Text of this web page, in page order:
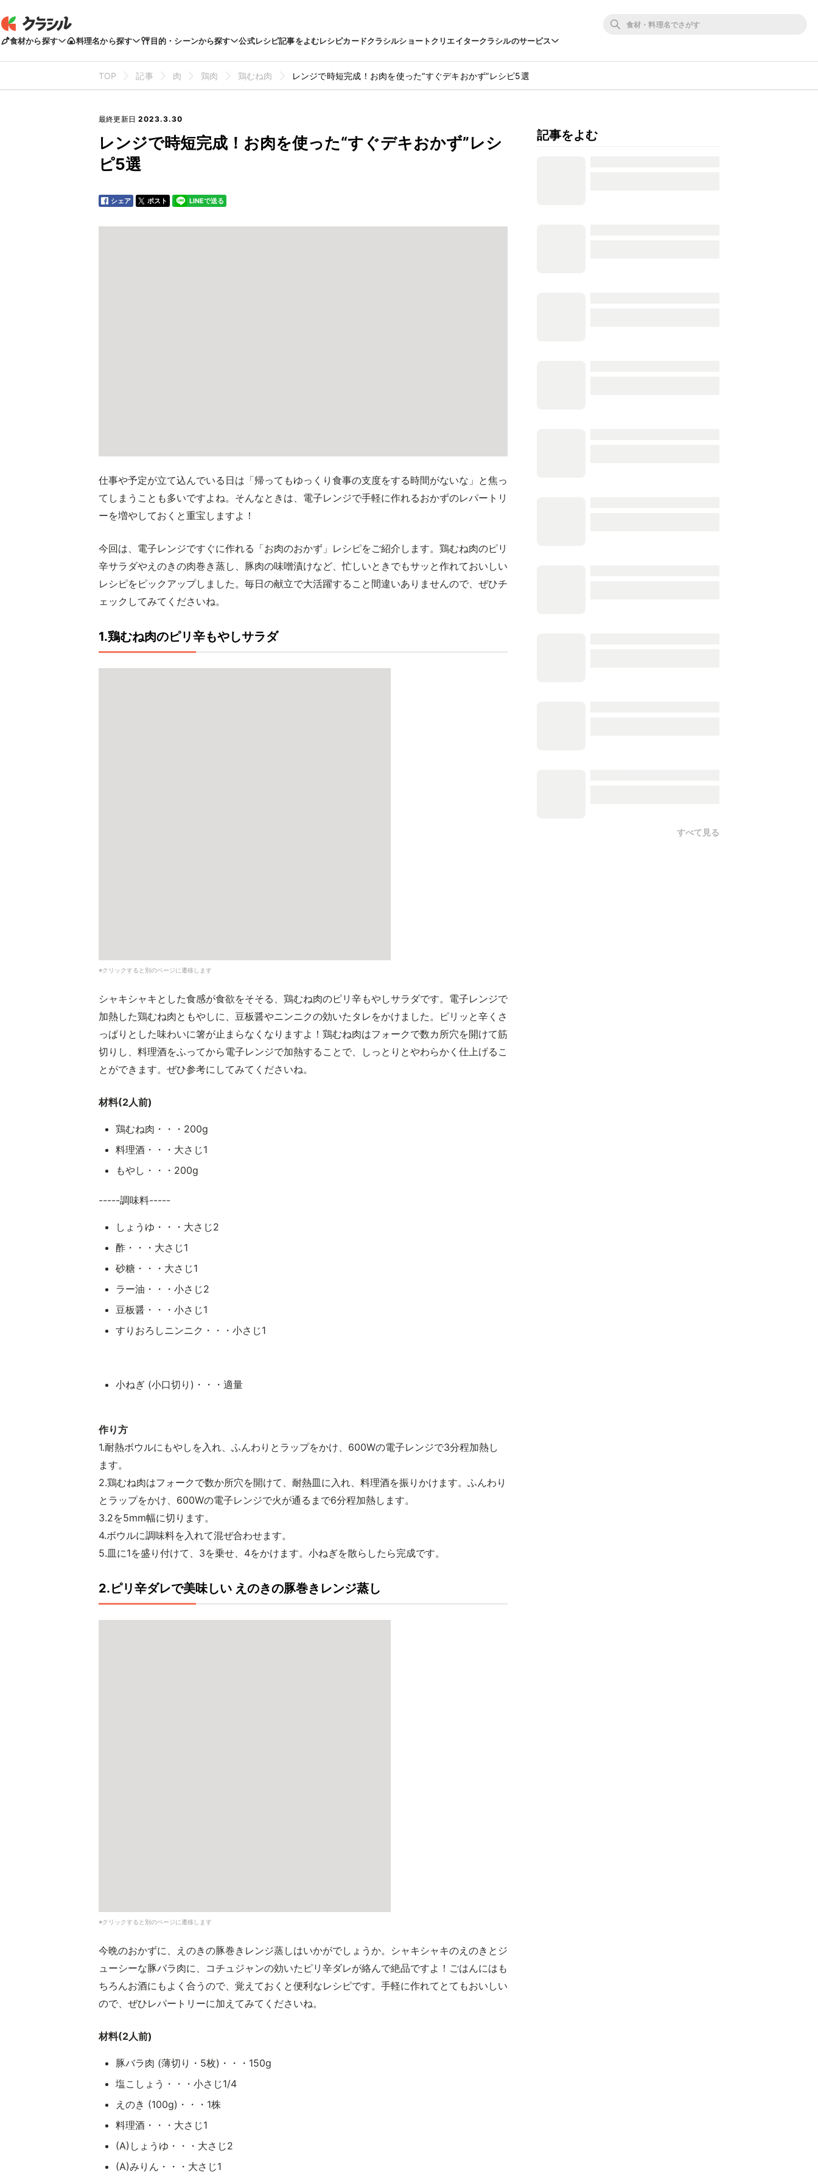
食材から探す 料理名から探す 目的・シーンから探す 公式レシピ記事をよむレシピカードクラシルショートクリエイタークラシルのサービス
TOP 記事 肉 鶏肉 鶏むね肉 レンジで時短完成！お肉を使った“すぐデキおかず”レシピ5選
最終更新日 2023.3.30
レンジで時短完成！お肉を使った“すぐデキおかず”レシ
ピ5選
シェア ポスト LINEで送る
仕事や予定が立て込んでいる日は「帰ってもゆっくり食事の支度をする時間がないな」と焦っ
てしまうことも多いですよね。そんなときは、電子レンジで手軽に作れるおかずのレパートリ
ーを増やしておくと重宝しますよ！
今回は、電子レンジですぐに作れる「お肉のおかず」レシピをご紹介します。鶏むね肉のピリ
辛サラダやえのきの肉巻き蒸し、豚肉の味噌漬けなど、忙しいときでもサッと作れておいしい
レシピをピックアップしました。毎日の献立で大活躍すること間違いありませんので、ぜひチ
ェックしてみてくださいね。
1.鶏むね肉のピリ辛もやしサラダ
※クリックすると別のページに遷移します
シャキシャキとした食感が食欲をそそる、鶏むね肉のピリ辛もやしサラダです。電子レンジで
加熱した鶏むね肉ともやしに、豆板醤やニンニクの効いたタレをかけました。ピリッと辛くさ
っぱりとした味わいに箸が止まらなくなりますよ！鶏むね肉はフォークで数カ所穴を開けて筋
切りし、料理酒をふってから電子レンジで加熱することで、しっとりとやわらかく仕上げるこ
とができます。ぜひ参考にしてみてくださいね。
材料(2人前)
鶏むね肉・・・200g
料理酒・・・大さじ1
もやし・・・200g
-----調味料-----
しょうゆ・・・大さじ2
酢・・・大さじ1
砂糖・・・大さじ1
ラー油・・・小さじ2
豆板醤・・・小さじ1
すりおろしニンニク・・・小さじ1
小ねぎ (小口切り)・・・適量
作り方
1.耐熱ボウルにもやしを入れ、ふんわりとラップをかけ、600Wの電子レンジで3分程加熱し
ます。
2.鶏むね肉はフォークで数か所穴を開けて、耐熱皿に入れ、料理酒を振りかけます。ふんわり
とラップをかけ、600Wの電子レンジで火が通るまで6分程加熱します。
3.2を5mm幅に切ります。
4.ボウルに調味料を入れて混ぜ合わせます。
5.皿に1を盛り付けて、3を乗せ、4をかけます。小ねぎを散らしたら完成です。
2.ピリ辛ダレで美味しい えのきの豚巻きレンジ蒸し
※クリックすると別のページに遷移します
今晩のおかずに、えのきの豚巻きレンジ蒸しはいかがでしょうか。シャキシャキのえのきとジ
ューシーな豚バラ肉に、コチュジャンの効いたピリ辛ダレが絡んで絶品ですよ！ごはんにはも
ちろんお酒にもよく合うので、覚えておくと便利なレシピです。手軽に作れてとてもおいしい
ので、ぜひレパートリーに加えてみてくださいね。
材料(2人前)
豚バラ肉 (薄切り・5枚)・・・150g
塩こしょう・・・小さじ1/4
えのき (100g)・・・1株
料理酒・・・大さじ1
(A)しょうゆ・・・大さじ2
(A)みりん・・・大さじ1
記事をよむ
すべて見る